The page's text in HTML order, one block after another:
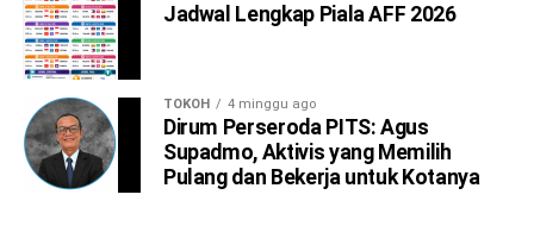
Jadwal Lengkap Piala AFF 2026
TOKOH 4 minggu ago
Dirum Perseroda PITS: Agus
Supadmo, Aktivis yang Memilih
Pulang dan Bekerja untuk Kotanya